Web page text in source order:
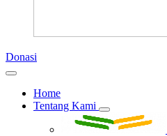
Donasi
Home
Tentang Kami